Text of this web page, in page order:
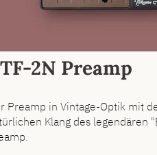
2N Preamp
Preamp in Vintage-Optik mit
Klang des legendären